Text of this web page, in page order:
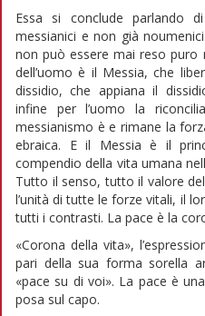
Essa si conclude parlando
messianici e non già
non può essere mai reso puro
dell’uomo è il Messia, che
dissidio, che appiana il
infine per l’uomo la
messianismo è e rimane la
ebraica. E il Messia è il
compendio della vita umana
Tutto il senso, tutto il valore
l’unità di tutte le forze vitali, il
tutti i contrasti. La pace è la
«Corona della vita»,
pari della sua forma sorella
«pace su di voi». La pace è
posa sul capo.